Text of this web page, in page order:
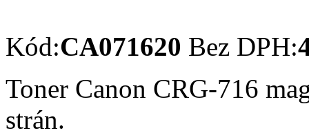
Kód:CA071620 Bez DPH:
Toner Canon CRG-716
strán.